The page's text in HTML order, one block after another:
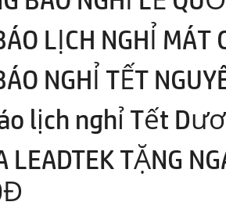
LỊCH NGHỈ
NGHỈ TẾT
lịch nghỉ Tết
LEADTEK TẶNG